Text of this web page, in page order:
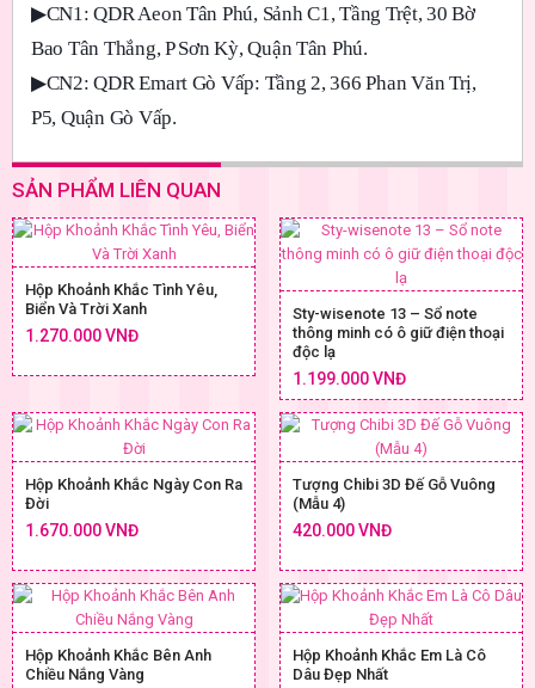
▶CN1: QDR Aeon Tân Phú, Sảnh C1, Tầng Trệt, 30 Bờ
Bao Tân Thắng, P Sơn Kỳ, Quận Tân Phú.
▶CN2: QDR Emart Gò Vấp: Tầng 2, 366 Phan Văn Trị,
P5, Quận Gò Vấp.
SẢN PHẨM LIÊN QUAN
Hộp Khoảnh Khắc Tình Yêu,
Biển Và Trời Xanh
1.270.000 VNĐ
Sty-wisenote 13 – Sổ note
thông minh có ô giữ điện thoại
độc lạ
1.199.000 VNĐ
Hộp Khoảnh Khắc Ngày Con Ra
Đời
1.670.000 VNĐ
Tượng Chibi 3D Đế Gỗ Vuông
(Mẫu 4)
420.000 VNĐ
Hộp Khoảnh Khắc Bên Anh
Chiều Nắng Vàng
Hộp Khoảnh Khắc Em Là Cô
Dâu Đẹp Nhất